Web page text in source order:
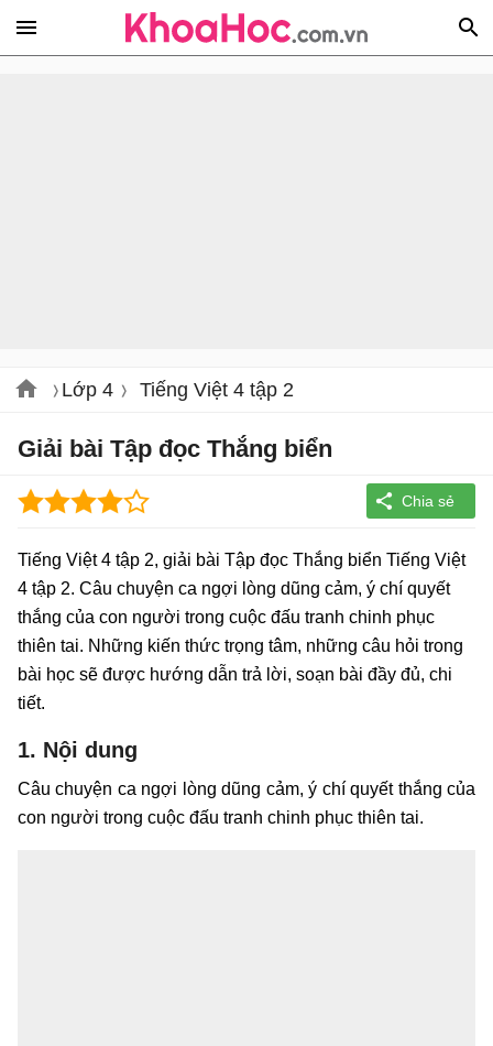
Lớp 4 Tiếng Việt 4 tập 2
Giải bài Tập đọc Thắng biển
Tiếng Việt 4 tập 2, giải bài Tập đọc Thắng biển Tiếng Việt
4 tập 2. Câu chuyện ca ngợi lòng dũng cảm, ý chí quyết
thắng của con người trong cuộc đấu tranh chinh phục
thiên tai. Những kiến thức trọng tâm, những câu hỏi trong
bài học sẽ được hướng dẫn trả lời, soạn bài đầy đủ, chi
tiết.
1. Nội dung
Câu chuyện ca ngợi lòng dũng cảm, ý chí quyết thắng của
con người trong cuộc đấu tranh chinh phục thiên tai.